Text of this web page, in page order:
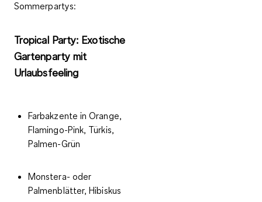
Sommerpartys:
Tropical Party: Exotische
Gartenparty mit
Urlaubsfeeling
Farbakzente in Orange,
Flamingo-Pink, Türkis,
Palmen-Grün
Monstera- oder
Palmenblätter, Hibiskus